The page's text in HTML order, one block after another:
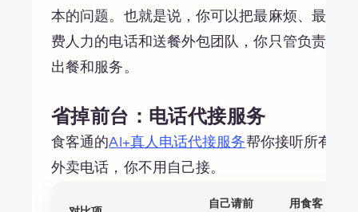
本的问题。也就是说，你可以把最麻烦、最耗
费人力的电话和送餐外包团队，你只管负责好
出餐和服务。
省掉前台：电话代接服务
食客通的AI+真人电话代接服务帮你接听所有
外卖电话，你不用自己接。
自己请前
用食客